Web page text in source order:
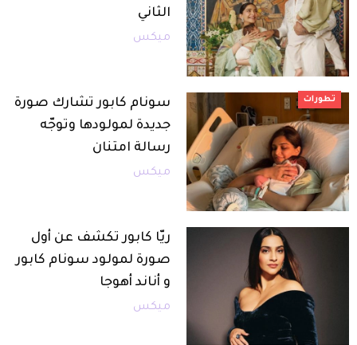
الثاني
ميكس
تطورات
سونام كابور تشارك صورة
جديدة لمولودها وتوجّه
رسالة امتنان
ميكس
ريّا كابور تكشف عن أول
صورة لمولود سونام كابور
و أناند أهوجا
ميكس